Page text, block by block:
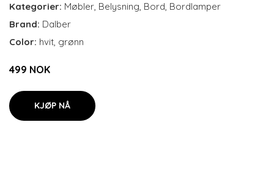
Kategorier: Møbler, Belysning, Bord, Bordlamper
Brand: Dalber
Color: hvit, grønn
499 NOK
KJØP NÅ